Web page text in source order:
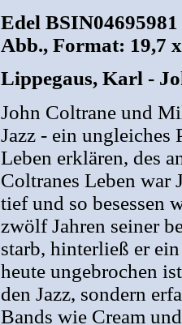
Edel
Abb., Format: 19,7
Lippegaus, Karl -
John Coltrane und
Jazz - ein ungleiches
Leben erklären, des
Coltranes Leben war
tief und so besessen
zwölf Jahren seiner
starb, hinterließ er
heute ungebrochen
den Jazz, sondern
Bands wie Cream